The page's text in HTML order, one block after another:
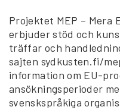
Projektet MEP – Mera
erbjuder stöd och
träffar och
sajten sydkusten.fi/
information om EU-
ansökningsperioder
svenskspråkiga